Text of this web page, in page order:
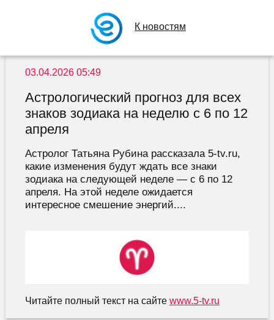
К новостям
03.04.2026 05:49
Астрологический прогноз для всех
знаков зодиака на неделю с 6 по 12
апреля
Астролог Татьяна Рубина рассказала 5-tv.ru,
какие изменения будут ждать все знаки
зодиака на следующей неделе — с 6 по 12
апреля. На этой неделе ожидается
интересное смешение энергий....
Читайте полный текст на сайте www.5-tv.ru